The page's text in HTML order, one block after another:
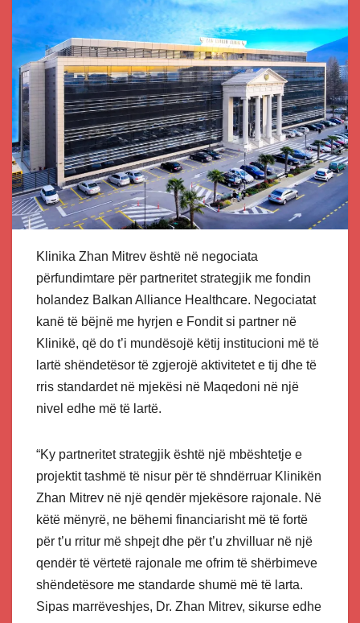
Klinika Zhan Mitrev është në negociata
përfundimtare për partneritet strategjik me fondin
holandez Balkan Alliance Healthcare. Negociatat
kanë të bëjnë me hyrjen e Fondit si partner në
Klinikë, që do t’i mundësojë këtij institucioni më të
lartë shëndetësor të zgjerojë aktivitetet e tij dhe të
rris standardet në mjekësi në Maqedoni në një
nivel edhe më të lartë.
“Ky partneritet strategjik është një mbështetje e
projektit tashmë të nisur për të shndërruar Klinikën
Zhan Mitrev në një qendër mjekësore rajonale. Në
këtë mënyrë, ne bëhemi financiarisht më të fortë
për t’u rritur më shpejt dhe për t’u zhvilluar në një
qendër të vërtetë rajonale me ofrim të shërbimeve
shëndetësore me standarde shumë më të larta.
Sipas marrëveshjes, Dr. Zhan Mitrev, sikurse edhe